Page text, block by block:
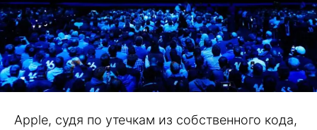
Apple, судя по утечкам из собственного кода,